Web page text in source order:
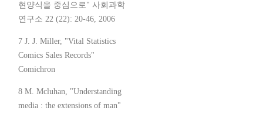
현양식을 중심으로" 사회과학
연구소 22 (22): 20-46, 2006
7 J. J. Miller, "Vital Statistics
Comics Sales Records"
Comichron
8 M. Mcluhan, "Understanding
media : the extensions of man"